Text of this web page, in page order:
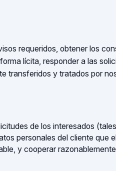
requeridos, obtener los
lícita, responder a las
transferidos y tratados por
de los interesados
personales del cliente que
y cooperar